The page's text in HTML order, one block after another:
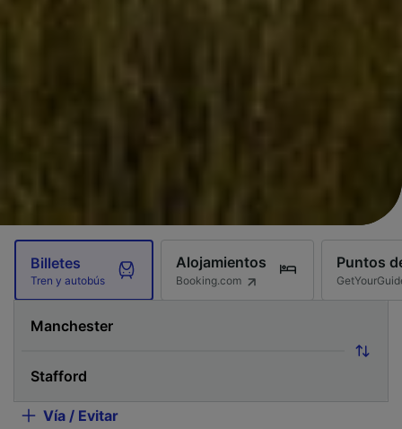
Billetes
Tren y autobús
Alojamientos
Booking.com
Puntos
Vía / Evitar